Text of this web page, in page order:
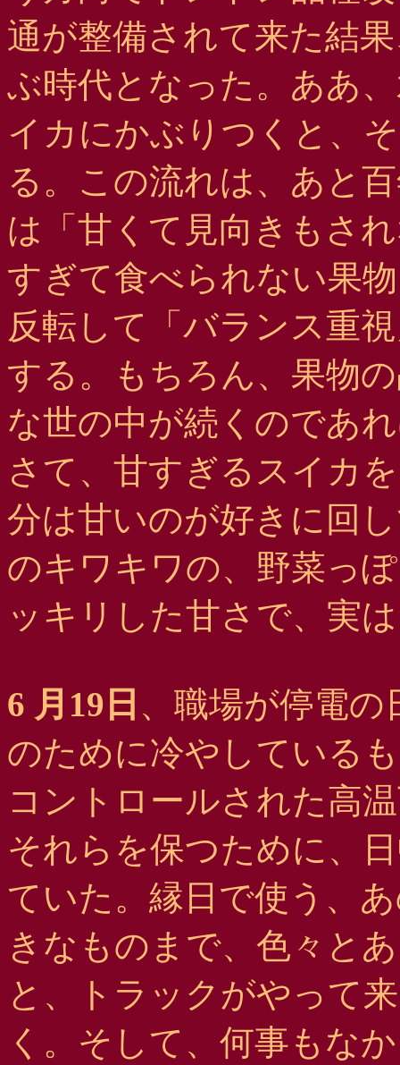
通が整備されて来た結
ぶ時代となった。ああ
イカにかぶりつくと、
る。この流れは、あと
は「甘くて見向きもさ
すぎて食べられない果
反転して「バランス重
する。もちろん、果物
な世の中が続くのであ
さて、甘すぎるスイカ
分は甘いのが好きに回
のキワキワの、野菜っ
ッキリした甘さで、実
6 月19日 、職場が停電
のために冷やしている
コントロールされた高
それらを保つために、
ていた。縁日で使う、
きなものまで、色々と
と、トラックがやって
く。そして、何事もな